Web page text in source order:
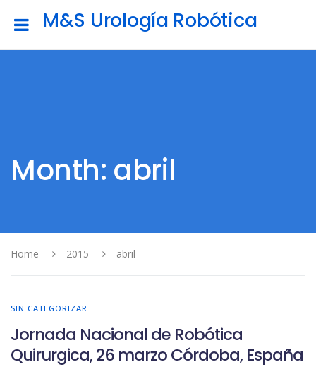
M&S Urología Robótica
Month: abril
Home 2015 abril
SIN CATEGORIZAR
Jornada Nacional de Robótica
Quirurgica, 26 marzo Córdoba, España